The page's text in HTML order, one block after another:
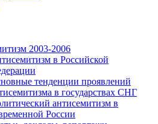
2003-2006
в Российской
тенденции проявлений
в государствах СНГ
антисемитизм в
России